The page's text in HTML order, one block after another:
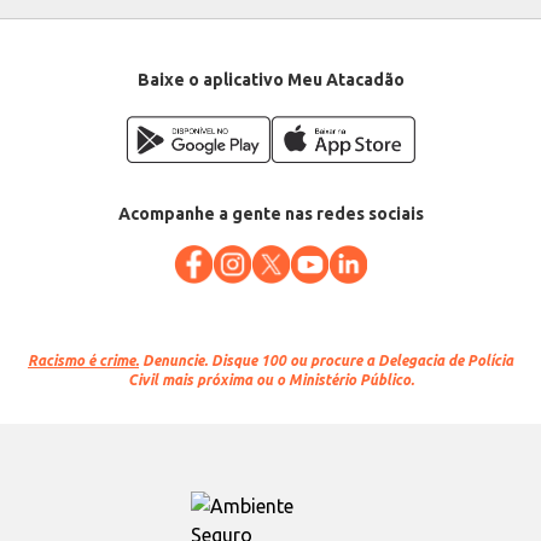
EAN: 7896770980313
Baixe o aplicativo Meu Atacadão
Acompanhe a gente nas redes sociais
Racismo é crime. Denuncie. Disque 100 ou procure a Delegacia de Polícia
Civil mais próxima ou o Ministério Público.